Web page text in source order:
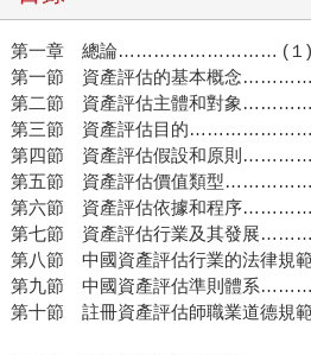
第一章 總論……………………… (１)
第一節 資產評估的基本概念…………
第二節 資產評估主體和對象…………
第三節 資產評估目的…………………
第四節 資產評估假設和原則…………
第五節 資產評估價值類型……………
第六節 資產評估依據和程序…………
第七節 資產評估行業及其發展
第八節 中國資產評估行業的法律
第九節 中國資產評估準則體系
第十節 註冊資產評估師職業道德